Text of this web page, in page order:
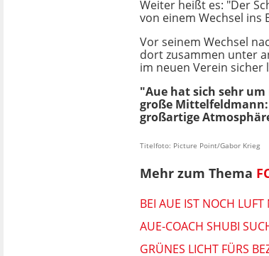
Weiter heißt es: "Der
von einem Wechsel ins
Vor seinem Wechsel
dort zusammen unter
im neuen Verein sicher
"Aue hat sich sehr
große Mittelfeldmann:
großartige
Titelfoto: Picture Point/Gabor Krieg
Mehr zum Thema
BEI AUE IST NOCH
AUE-COACH SHUBI
GRÜNES LICHT FÜRS